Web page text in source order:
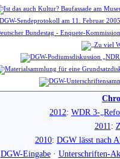
2012: WDR 3-
2011:
2010: DGW lässt nach
DGW-Eingabe· Unterschriften-